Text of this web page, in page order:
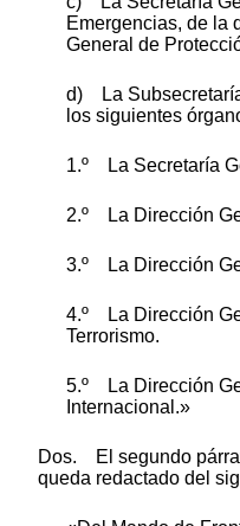
Emergencias, de la
General de
d) La
los siguientes
1.º La Secretaría
2.º La Dirección
3.º La Dirección
4.º La Dirección
Terrorismo.
5.º La Dirección
Internacional.»
Dos. El segundo
queda redactado del